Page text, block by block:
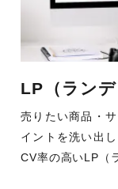
LP（ランデ
売りたい商品・
イントを洗い出
CV率の高いLP（